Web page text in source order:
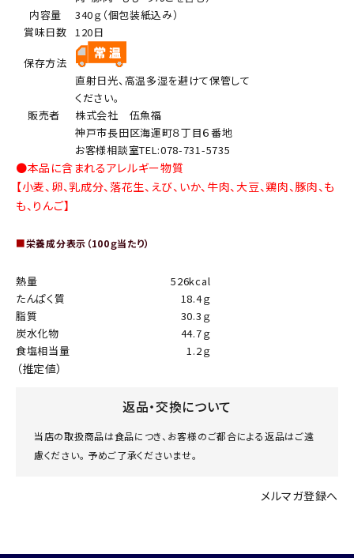
内容量
340ｇ（個包装紙込み）
賞味日数 120日
保存方法
直射日光、高温多湿を避けて保管して
ください。
販売者
株式会社 伍魚福
神戸市長田区海運町８丁目６番地
お客様相談室TEL:078-731-5735
●本品に含まれるアレルギー物質
【小麦、卵、乳成分、落花生、えび、いか、牛肉、大豆、鶏肉、豚肉、も
も、りんご】
■栄養成分表示（100ｇ当たり）
熱量
526kcal
たんぱく質
18.4ｇ
脂質
30.3ｇ
炭水化物
44.7ｇ
食塩相当量
1.2ｇ
（推定値）
返品・交換について
当店の取扱商品は食品につき、お客様のご都合による返品はご遠
慮ください。 予めご了承くださいませ。
メルマガ登録へ